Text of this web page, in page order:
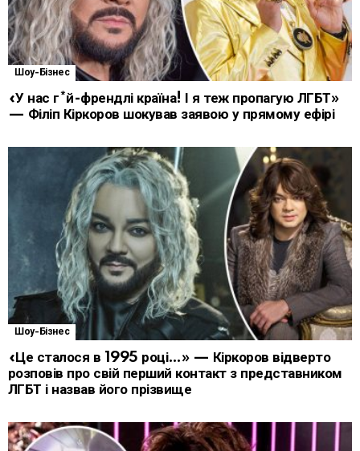
Шоу-Бізнес
«У нас г*й-френдлі країна! І я теж пропагую ЛГБТ»
— Філіп Кіркоров шокував заявою у прямому ефірі
Шоу-Бізнес
«Це сталося в 1995 році…» — Кіркоров відверто
розповів про свій перший контакт з представником
ЛГБТ і назвав його прізвище